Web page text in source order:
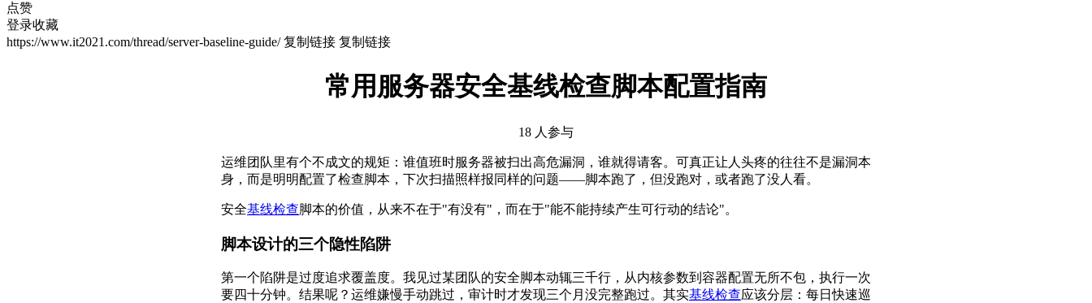
点赞
登录收藏
https://www.it2021.com/thread/server-baseline-guide/ 复制链接 复制链接
常用服务器安全基线检查脚本配置指南
18 人参与
运维团队里有个不成文的规矩：谁值班时服务器被扫出高危漏洞，谁就得请客。可真正让人头疼的往往不是漏洞本
身，而是明明配置了检查脚本，下次扫描照样报同样的问题——脚本跑了，但没跑对，或者跑了没人看。
安全基线检查脚本的价值，从来不在于"有没有"，而在于"能不能持续产生可行动的结论"。
脚本设计的三个隐性陷阱
第一个陷阱是过度追求覆盖度。我见过某团队的安全脚本动辄三千行，从内核参数到容器配置无所不包，执行一次
要四十分钟。结果呢？运维嫌慢手动跳过，审计时才发现三个月没完整跑过。其实基线检查应该分层：每日快速巡